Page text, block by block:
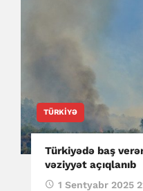
TÜRKIYƏ
Türkiyədə baş
vəziyyət açıqlanıb
1 Sentyabr 2025